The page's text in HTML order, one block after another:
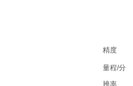
精度
量程/分
辨率